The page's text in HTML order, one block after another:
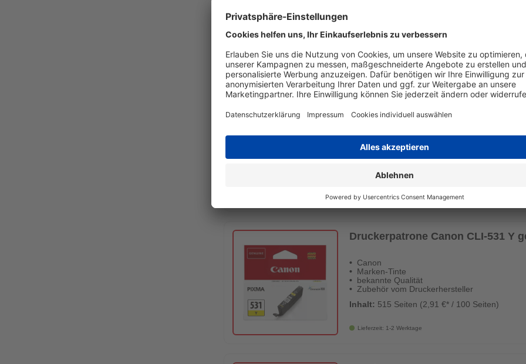
Inhalt:475 Seiten (3,16 €* / 100 Seiten)
Lieferzeit: 1-2 Werktage
Druckerpatrone Canon CLI-531 C
bekannte Qualität
Inhalt:515 Seiten (2,91 €* / 100 Seiten)
Lieferzeit: 1-2 Werktage
Druckerpatrone Canon CLI-531 Y
Canon
Marken-Tinte
bekannte Qualität
Zubehör vom Druckerhersteller
Inhalt: 515 Seiten (2,91 €* / 100 Seiten)
Lieferzeit: 1-2 Werktage